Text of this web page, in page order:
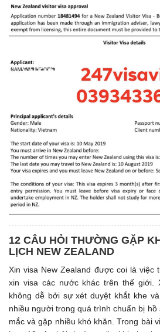
12 CÂU HỎI THƯỜNG GẶP
LỊCH NEW ZEALAND
Xin visa New Zealand được coi là việc
xin visa các nước khác trên thế giới.
không dễ bởi sự xét duyệt khắt khe
nhiều người trong quá trình chuẩn bị
mắc và gặp nhiều khó khăn. Trong bài